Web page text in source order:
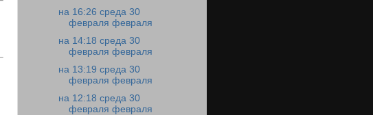
на 16:26 среда 30
февраля февраля
на 14:18 среда 30
февраля февраля
на 13:19 среда 30
февраля февраля
на 12:18 среда 30
февраля февраля